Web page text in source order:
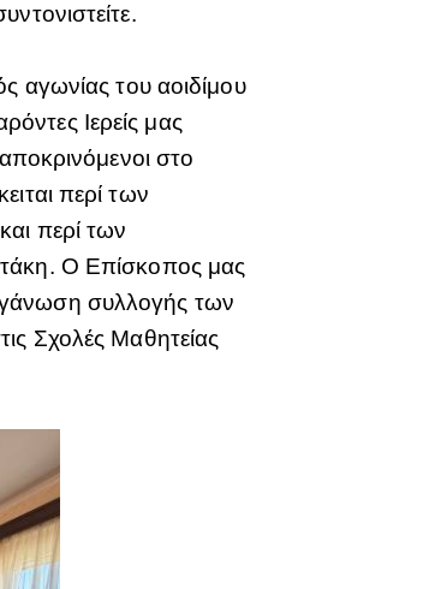
αγωνίας του αοιδίμου
Ιερείς μας
στο
περί των
περί των
Ο Επίσκοπος μας
συλλογής των
Σχολές Μαθητείας